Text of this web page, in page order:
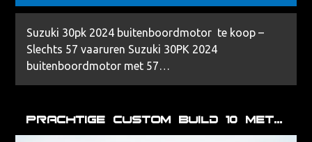
Suzuki 30pk 2024 buitenboordmotor te koop –
Slechts 57 vaaruren Suzuki 30PK 2024
buitenboordmotor met 57…
Prachtige Custom Build 10 Meter Sloep met 300 PK Suzuki Motor